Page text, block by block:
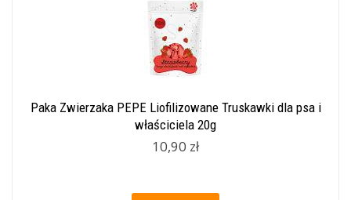
Paka Zwierzaka PEPE Liofilizowane Truskawki dla psa i
właściciela 20g
10,90 zł